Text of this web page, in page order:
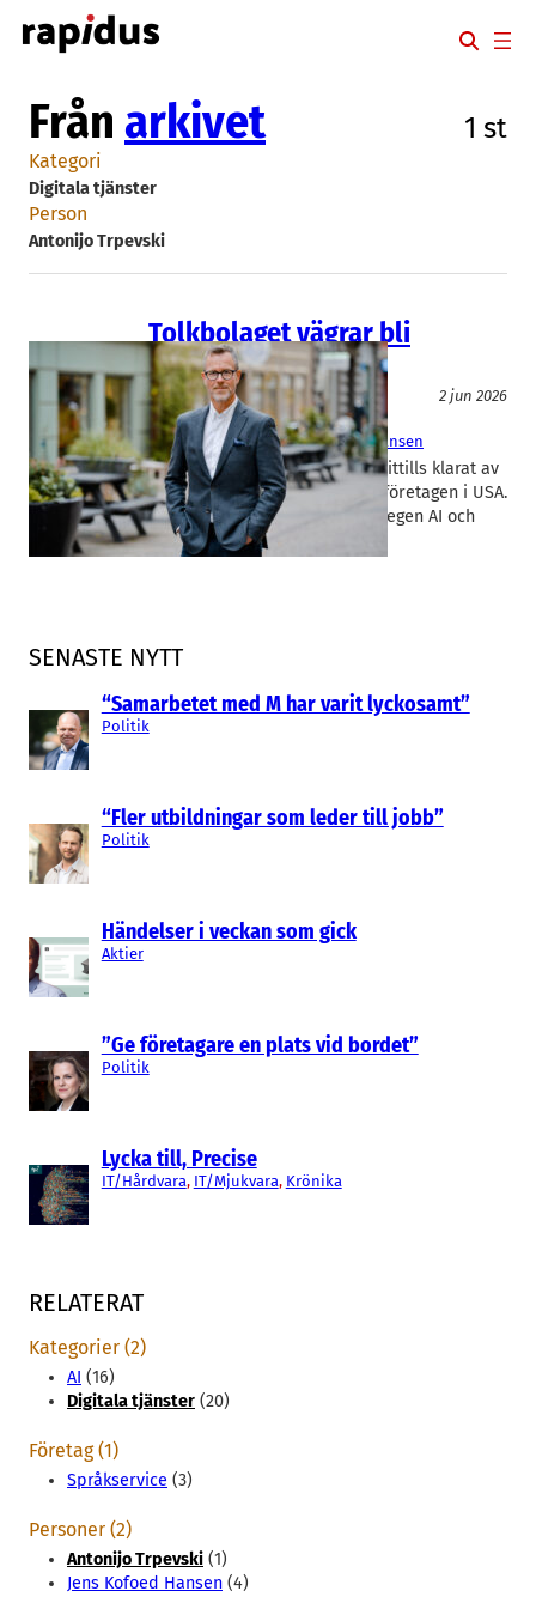
Hoppa
till
SENASTE NYTT
“Samarbetet med M har varit lyckosamt”
Politik
“Fler utbildningar som leder till jobb”
Politik
Händelser i veckan som gick
Aktier
”Ge företagare en plats vid bordet”
Politik
Lycka till, Precise
IT/Hårdvara, IT/Mjukvara, Krönika
Från arkivet 1 st
Kategori
Digitala tjänster
Person
Antonijo Trpevski
Tolkbolaget vägrar bli
uppköpt
AI Digitala tjänster
2 jun 2026
Språkservice
Antonijo Trpevski, Jens Kofoed Hansen
Tolkbolaget Språkservice har hittills klarat av
konkurrensen från AI och jätteföretagen i USA.
Nu lanserar Malmöbolaget sin egen AI och
säger nej till uppköpspropåer.
RELATERAT
Kategorier (2)
AI (16)
Digitala tjänster (20)
Företag (1)
Språkservice (3)
Personer (2)
Antonijo Trpevski (1)
Jens Kofoed Hansen (4)